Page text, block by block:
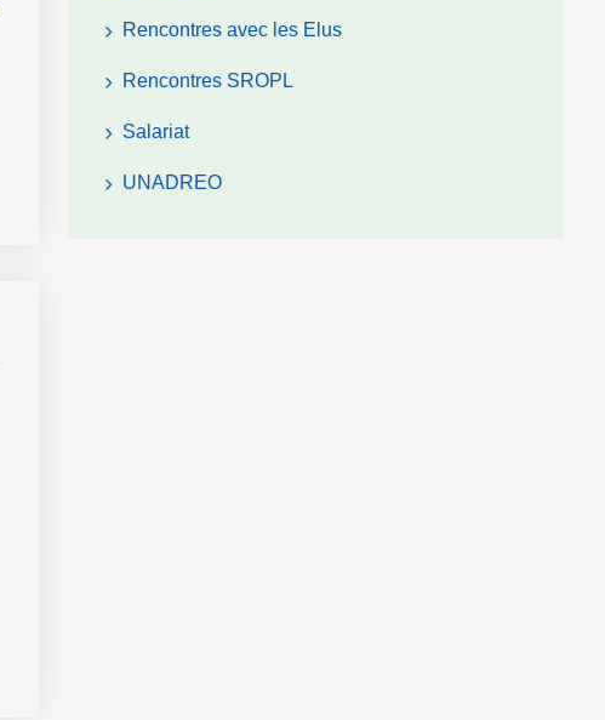
Rencontres avec les Elus
Rencontres SROPL
Salariat
UNADREO